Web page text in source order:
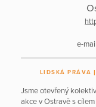
e-
LIDSKÁ PRÁVA
Jsme otevřený
akce v Ostravě s